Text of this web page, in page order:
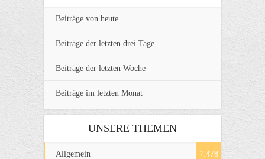
Beiträge von heute
Beiträge der letzten drei Tage
Beiträge der letzten Woche
Beiträge im letzten Monat
UNSERE THEMEN
Allgemein 7.478